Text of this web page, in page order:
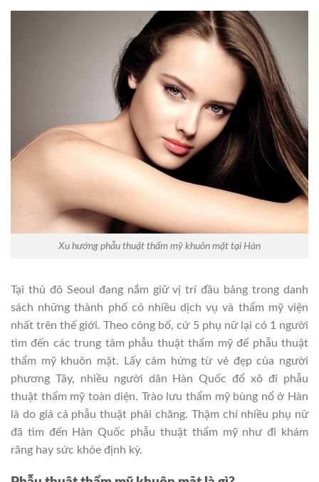
Xu hướng phẫu thuật thẩm mỹ khuôn mặt tại Hàn
Tại thủ đô Seoul đang nắm giữ vị trí đầu bảng trong danh
sách những thành phố có nhiều dịch vụ và thẩm mỹ viện
nhất trên thế giới. Theo công bố, cứ 5 phụ nữ lại có 1 người
tìm đến các trung tâm phẫu thuật thẩm mỹ để phẫu thuật
thẩm mỹ khuôn mặt. Lấy cảm hứng từ vẻ đẹp của người
phương Tây, nhiều người dân Hàn Quốc đổ xô đi phẫu
thuật thẩm mỹ toàn diện. Trào lưu thẩm mỹ bùng nổ ở Hàn
là do giá cả phẫu thuật phải chăng. Thậm chí nhiều phụ nữ
đã tìm đến Hàn Quốc phẫu thuật thẩm mỹ như đi khám
răng hay sức khỏe định kỳ.